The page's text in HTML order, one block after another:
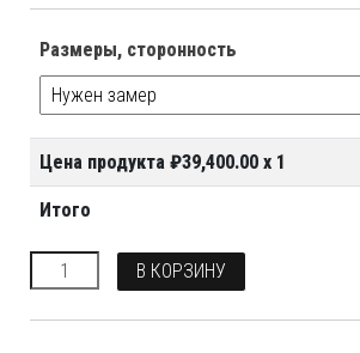
Размеры, сторонность
Цена продукта ₽39,400.00x 1
Итого
Количество В КОРЗИНУ